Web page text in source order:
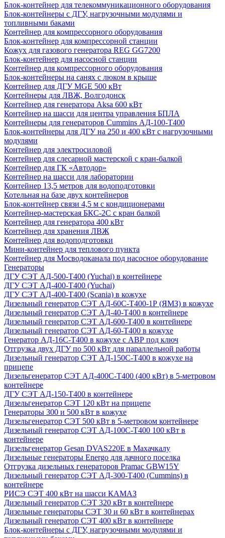
Блок-контейнер для телекоммуникационного оборудования
Блок-контейнеры с ДГУ, нагрузочными модулями и
топливными баками
Контейнер для компрессорного оборудования
Блок-контейнер для компрессорной станции
Кожух для газового генератора REG GG7200
Блок-контейнер для насосной станции
Контейнер для компрессорного оборудования
Блок-контейнеры на санях с люком в крыше
Контейнер для ДГУ MGE 500 кВт
Контейнеры для ЛВЖ, Волгодонск
Контейнер для генератора Aksa 600 кВт
Контейнер на шасси для центра управления БПЛА
Контейнеры для генераторов Cummins АД-100-Т400
Блок-контейнеры для ДГУ на 250 и 400 кВт с нагрузочными
модулями
Контейнер для электросиловой
Контейнер для слесарной мастерской с кран-балкой
Контейнер для ГК «Автодор»
Контейнер на шасси для лаборатории
Контейнер 13,5 метров для водоподготовки
Котельная на базе двух контейнеров
Блок-контейнер связи 4,5 м с кондиционерами
Контейнер-мастерская БКС-2С с кран балкой
Контейнер для генератора 400 кВт
Контейнер для хранения ЛВЖ
Контейнер для водоподготовки
Мини-контейнер для теплового пункта
Контейнер для Мосводоканала под насосное оборудование
Генераторы
ДГУ СЭТ АД-500-Т400 (Yuchai) в контейнере
ДГУ СЭТ АД-400-Т400 (Yuchai)
ДГУ СЭТ АД-400-Т400 (Scania) в кожухе
Дизельный генератор СЭТ АД-60С-Т400-1Р (ЯМЗ) в кожухе
Дизельный генератор СЭТ АД-40-Т400 в контейнере
Дизельный генератор СЭТ АД-600-Т400 в контейнере
Дизельный генератор СЭТ АД-60-Т400 в кожухе
Генератор АД-16С-Т400 в кожухе с АВР под ключ
Отгрузка двух ДГУ по 500 кВт для параллельной работы
Дизельный генератор СЭТ АД-150С-Т400 в кожухе на
прицепе
Дизельгенератор СЭТ АД-400С-Т400 (400 кВт) в 5-метровом
контейнере
ДГУ СЭТ АД-150-Т400 в контейнере
Дизельгенератор СЭТ 120 кВт на прицепе
Генераторы 300 и 500 кВт в кожухе
Дизельгенератор СЭТ 500 кВт в 5-метровом контейнере
Дизельный генератор СЭТ АД-100С-Т400 100 кВт в
контейнере
Дизельгенератор Gesan DVAS220E в Махачкалу
Дизельные генераторы Energo для дачного поселка
Отгрузка дизельных генераторов Pramac GВW15Y
Дизельный генератор СЭТ АД-300-Т400 (Cummins) в
контейнере
РИСЭ СЭТ 400 кВт на шасси КАМАЗ
Дизельный генератор СЭТ 320 кВт в контейнере
Дизельные генераторы СЭТ 30 и 60 кВт в контейнерах
Дизельный генератор СЭТ 400 кВт в контейнере
Блок-контейнеры с ДГУ, нагрузочными модулями и